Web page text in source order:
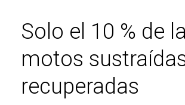
Solo el 10 % de
motos
recuperadas